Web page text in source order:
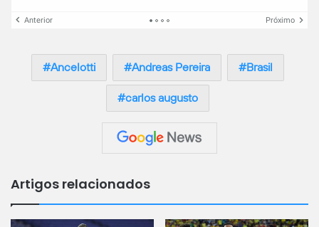
Anterior Próximo
Ancelotti Andreas Pereira Brasil
carlos augusto
Artigos relacionados